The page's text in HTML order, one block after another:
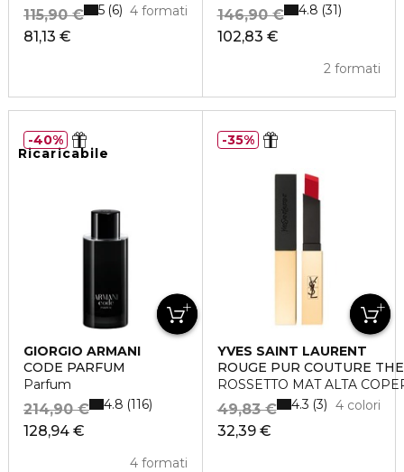
81,13 €
115,90 € 4 formati
5 6
102,83 €
146,90 €
2 formati
4.8 31
Ricaricabile
GIORGIO ARMANI
CODE PARFUM
Parfum
128,94 €
214,90 €
4 formati
4.8 116
40%
YVES SAINT LAURENT
ROUGE PUR COUTURE
ROSSETTO MAT ALTA
32,39 €
49,83 € 4 colori
4.3 3
35%